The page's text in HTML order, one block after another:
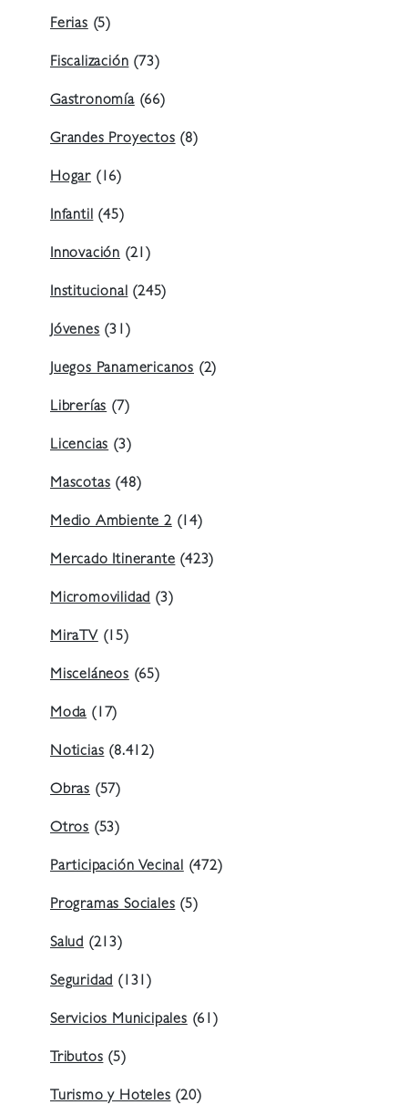
Ferias(5)
Fiscalización(73)
Gastronomía(66)
Grandes Proyectos(8)
Hogar (16)
Infantil(45)
Innovación (21)
Institucional(245)
Jóvenes(31)
Juegos Panamericanos (2)
Librerías(7)
Licencias(3)
Mascotas(48)
Medio Ambiente 2(14)
Mercado Itinerante(423)
Micromovilidad(3)
MiraTV(15)
Misceláneos(65)
Moda(17)
Noticias(8.412)
Obras (57)
Otros (53)
Participación Vecinal(472)
Programas Sociales(5)
Salud (213)
Seguridad(131)
Servicios Municipales(61)
Tributos(5)
Turismo y Hoteles(20)